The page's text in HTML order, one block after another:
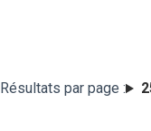
Résultats par page :